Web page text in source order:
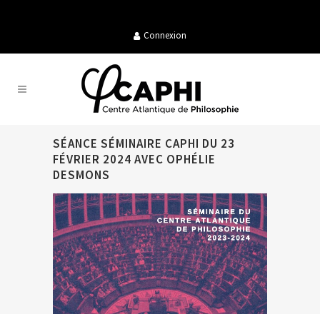
Connexion
SÉANCE SÉMINAIRE CAPHI DU 23
FÉVRIER 2024 AVEC OPHÉLIE
DESMONS